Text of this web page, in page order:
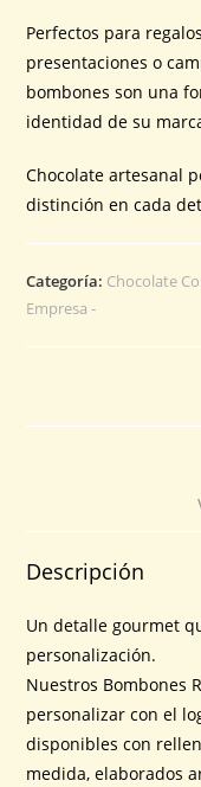
Perfectos para
presentaciones o
bombones son una
identidad de su
Chocolate artesanal
distinción en cada
Categoría: Chocolate
Empresa -
Descripción
Un detalle gourmet
personalización.
Nuestros Bombones
personalizar con el
disponibles con
medida, elaborados